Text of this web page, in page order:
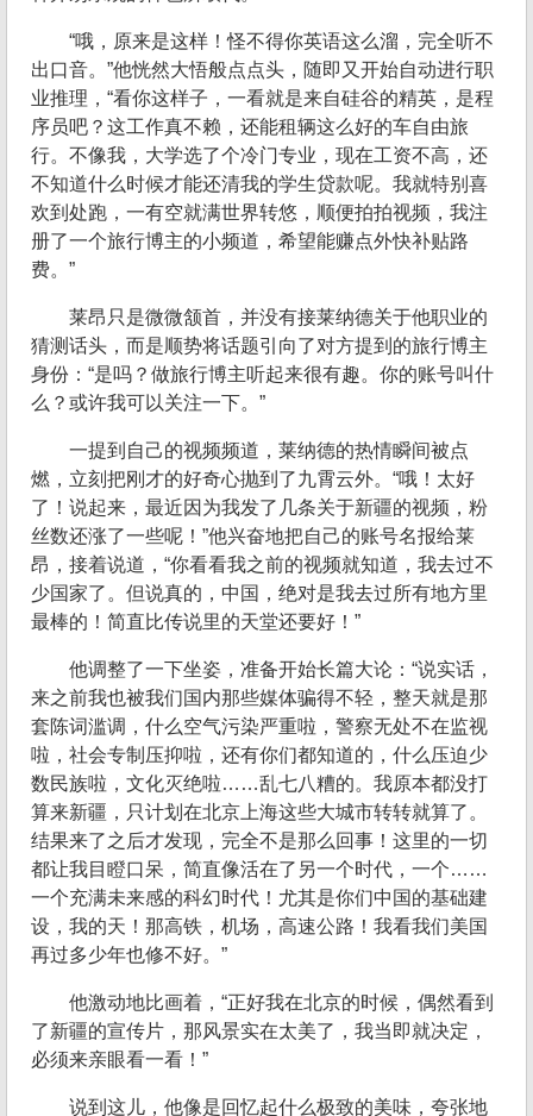
“哦，原来是这样！怪不得你英语这么溜，完全听不
出口音。”他恍然大悟般点点头，随即又开始自动进行职
业推理，“看你这样子，一看就是来自硅谷的精英，是程
序员吧？这工作真不赖，还能租辆这么好的车自由旅
行。不像我，大学选了个冷门专业，现在工资不高，还
不知道什么时候才能还清我的学生贷款呢。我就特别喜
欢到处跑，一有空就满世界转悠，顺便拍拍视频，我注
册了一个旅行博主的小频道，希望能赚点外快补贴路
费。”
莱昂只是微微颔首，并没有接莱纳德关于他职业的
猜测话头，而是顺势将话题引向了对方提到的旅行博主
身份：“是吗？做旅行博主听起来很有趣。你的账号叫什
么？或许我可以关注一下。”
一提到自己的视频频道，莱纳德的热情瞬间被点
燃，立刻把刚才的好奇心抛到了九霄云外。“哦！太好
了！说起来，最近因为我发了几条关于新疆的视频，粉
丝数还涨了一些呢！”他兴奋地把自己的账号名报给莱
昂，接着说道，“你看看我之前的视频就知道，我去过不
少国家了。但说真的，中国，绝对是我去过所有地方里
最棒的！简直比传说里的天堂还要好！”
他调整了一下坐姿，准备开始长篇大论：“说实话，
来之前我也被我们国内那些媒体骗得不轻，整天就是那
套陈词滥调，什么空气污染严重啦，警察无处不在监视
啦，社会专制压抑啦，还有你们都知道的，什么压迫少
数民族啦，文化灭绝啦……乱七八糟的。我原本都没打
算来新疆，只计划在北京上海这些大城市转转就算了。
结果来了之后才发现，完全不是那么回事！这里的一切
都让我目瞪口呆，简直像活在了另一个时代，一个……
一个充满未来感的科幻时代！尤其是你们中国的基础建
设，我的天！那高铁，机场，高速公路！我看我们美国
再过多少年也修不好。”
他激动地比画着，“正好我在北京的时候，偶然看到
了新疆的宣传片，那风景实在太美了，我当即就决定，
必须来亲眼看一看！”
说到这儿，他像是回忆起什么极致的美味，夸张地